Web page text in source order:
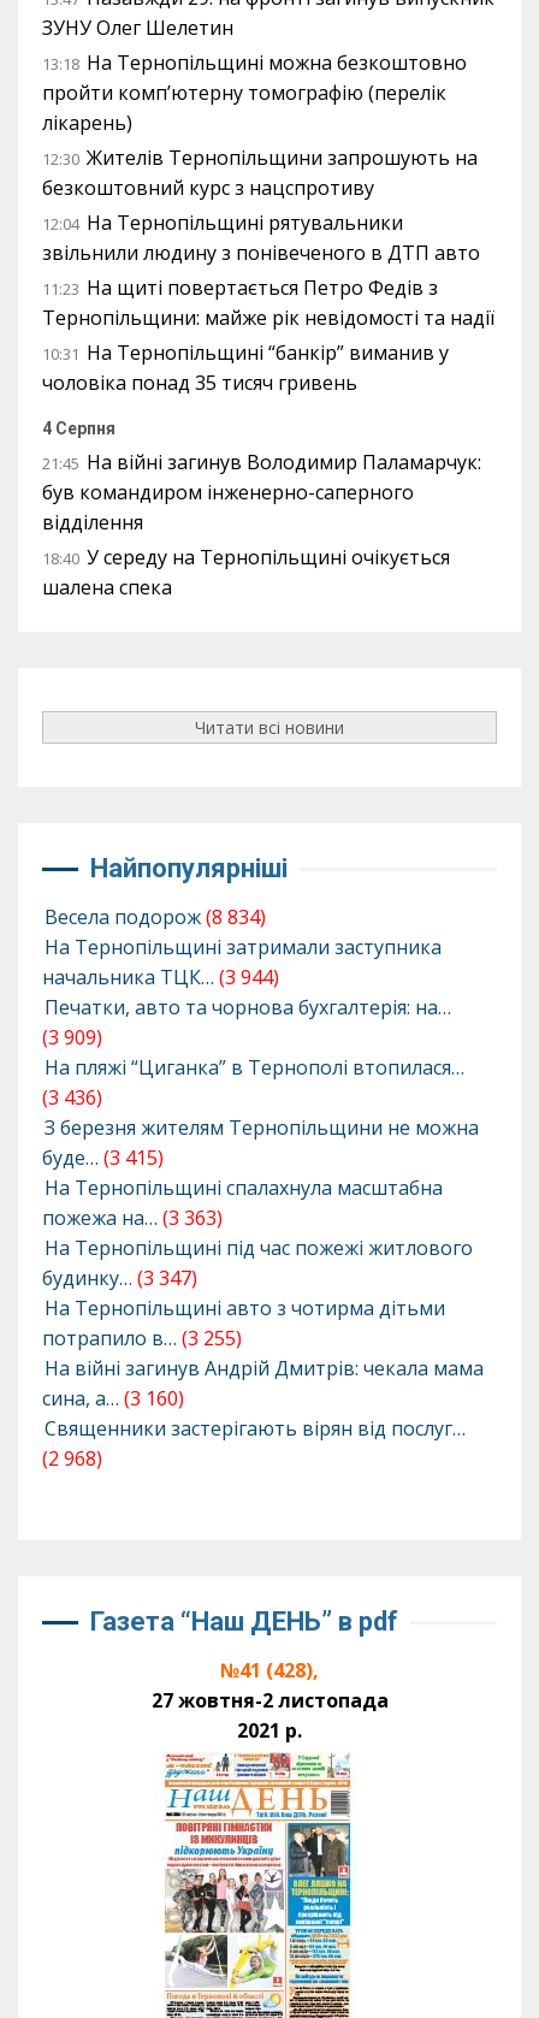
ЗУНУ Олег Шелетин
13:18 На Тернопільщині можна безкоштовно
пройти комп’ютерну томографію (перелік
лікарень)
12:30 Жителів Тернопільщини запрошують на
безкоштовний курс з нацспротиву
12:04 На Тернопільщині рятувальники
звільнили людину з понівеченого в ДТП авто
11:23 На щиті повертається Петро Федів з
Тернопільщини: майже рік невідомості та надії
10:31 На Тернопільщині “банкір” виманив у
чоловіка понад 35 тисяч гривень
4 Серпня
21:45 На війні загинув Володимир Паламарчук:
був командиром інженерно-саперного
відділення
18:40 У середу на Тернопільщині очікується
шалена спека
Читати всі новини
Найпопулярніші
Весела подорож(8 834)
На Тернопільщині затримали заступника
начальника ТЦК… (3 944)
Печатки, авто та чорнова бухгалтерія: на…
(3 909)
На пляжі “Циганка” в Тернополі втопилася…
(3 436)
З березня жителям Тернопільщини не можна
буде… (3 415)
На Тернопільщині спалахнула масштабна
пожежа на… (3 363)
На Тернопільщині під час пожежі житлового
будинку… (3 347)
На Тернопільщині авто з чотирма дітьми
потрапило в… (3 255)
На війні загинув Андрій Дмитрів: чекала мама
сина, а… (3 160)
Священники застерігають вірян від послуг…
(2 968)
Газета “Наш ДЕНЬ” в pdf
№41 (428),
27 жовтня-2 листопада
2021 р.